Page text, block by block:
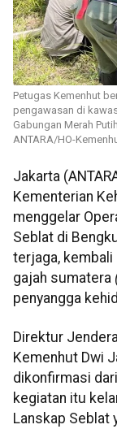
Petugas Kemenhut
pengawasan di
Gabungan Merah
ANTARA/HO-
Jakarta
Kementerian
menggelar
Seblat di
terjaga,
gajah sumatera
penyangga
Direktur
Kemenhut Dwi
dikonfirmasi
kegiatan itu
Lanskap Seblat